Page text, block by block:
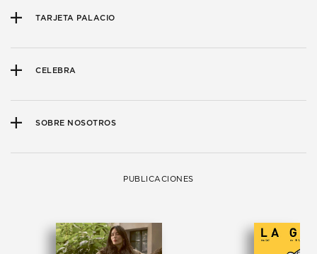
TARJETA PALACIO
CELEBRA
SOBRE NOSOTROS
PUBLICACIONES